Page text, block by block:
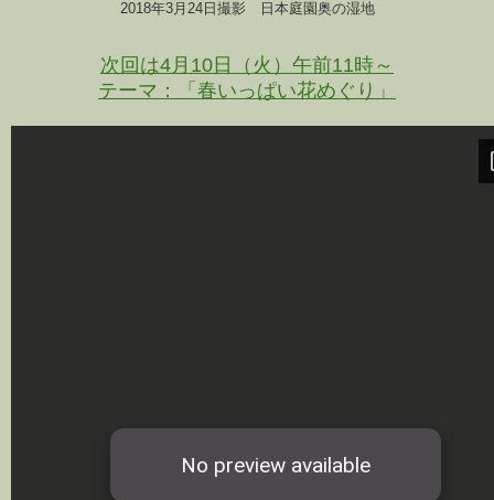
2018年3月24日撮影 日本庭園奥の湿地
次回は4月10日（火）午前11時～
テーマ：「春いっぱい花めぐり」